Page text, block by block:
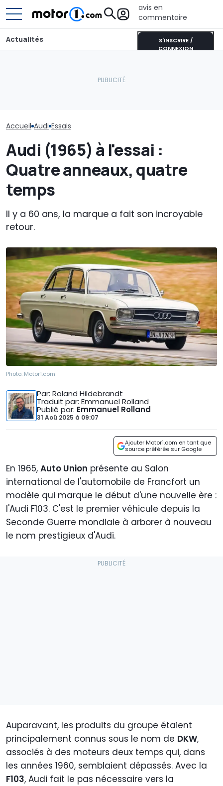
avis en
commentaire
S'INSCRIRE /
CONNEXION
Actualités
Accueil Audi Essais
Audi (1965) à l'essai :
Quatre anneaux, quatre
temps
Il y a 60 ans, la marque a fait son incroyable
retour.
Photo: Motor1.com
Par: Roland Hildebrandt
Traduit par: Emmanuel Rolland
Publié par: Emmanuel Rolland
31 Aoû 2025 à 09:07
Ajouter Motor1.com en tant que
source préférée sur Google
En 1965, Auto Union présente au Salon
international de l'automobile de Francfort un
modèle qui marque le début d'une nouvelle ère :
l'Audi F103. C'est le premier véhicule depuis la
Seconde Guerre mondiale à arborer à nouveau
le nom prestigieux d'Audi.
Auparavant, les produits du groupe étaient
principalement connus sous le nom de DKW,
associés à des moteurs deux temps qui, dans
les années 1960, semblaient dépassés. Avec la
F103, Audi fait le pas nécessaire vers la